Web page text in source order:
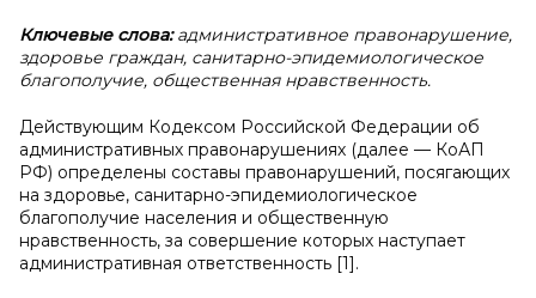
Ключевые слова:административное правонарушение,
здоровье граждан, санитарно-эпидемиологическое
благополучие, общественная нравственность.
Действующим Кодексом Российской Федерации об
административных правонарушениях (далее — КоАП
РФ) определены составы правонарушений, посягающих
на здоровье, санитарно-эпидемиологическое
благополучие населения и общественную
нравственность, за совершение которых наступает
административная ответственность [1].